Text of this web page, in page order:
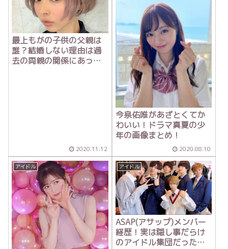
最上もがの子供の父親は
誰？結婚しない理由は過
去の両親の関係にあっ
2020.11.12
今泉佑唯があざとくてか
わいい！ドラマ真夏の少
年の画像まとめ！
2020.08.10
アイドル アイドル
ASAP(アサップ)メンバー
経歴！実は隠し事だらけ
のアイドル集団だった